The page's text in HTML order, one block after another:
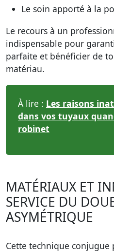
Le soin apporté à la
Le recours à un
indispensable pour
parfaite et bénéficier de
matériau.
À lire : Les raisons
dans vos tuyaux
robinet
MATÉRIAUX ET
SERVICE DU
ASYMÉTRIQUE
Cette technique conjugue